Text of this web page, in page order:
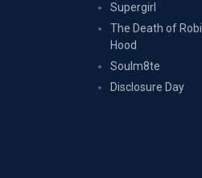
Supergirl
The Death of
Hood
Soulm8te
Disclosure Day